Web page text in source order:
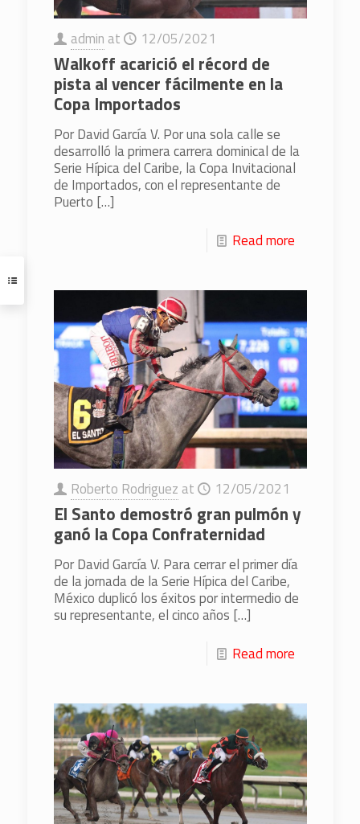
admin at 12/05/2021
Walkoff acarició el récord de
pista al vencer fácilmente en la
Copa Importados
Por David García V. Por una sola calle se
desarrolló la primera carrera dominical de la
Serie Hípica del Caribe, la Copa Invitacional
de Importados, con el representante de
Puerto […]
Read more
Roberto Rodriguez at 12/05/2021
El Santo demostró gran pulmón y
ganó la Copa Confraternidad
Por David García V. Para cerrar el primer día
de la jornada de la Serie Hípica del Caribe,
México duplicó los éxitos por intermedio de
su representante, el cinco años […]
Read more